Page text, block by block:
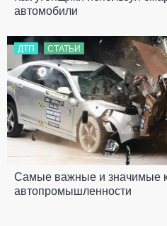
автомобили
ДТП СТАТЬИ
Самые важные и значимые
автопромышленности